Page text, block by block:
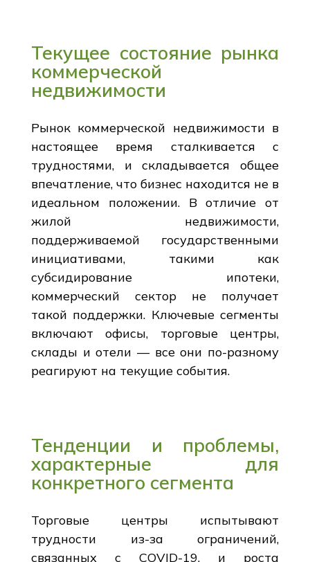
Текущее состояние рынка
коммерческой
недвижимости
Рынок коммерческой недвижимости в
настоящее время сталкивается с
трудностями, и складывается общее
впечатление, что бизнес находится не в
идеальном положении. В отличие от
жилой недвижимости,
поддерживаемой государственными
инициативами, такими как
субсидирование ипотеки,
коммерческий сектор не получает
такой поддержки. Ключевые сегменты
включают офисы, торговые центры,
склады и отели — все они по-разному
реагируют на текущие события.
Тенденции и проблемы,
характерные для
конкретного сегмента
Торговые центры испытывают
трудности из-за ограничений,
связанных с COVID-19, и роста